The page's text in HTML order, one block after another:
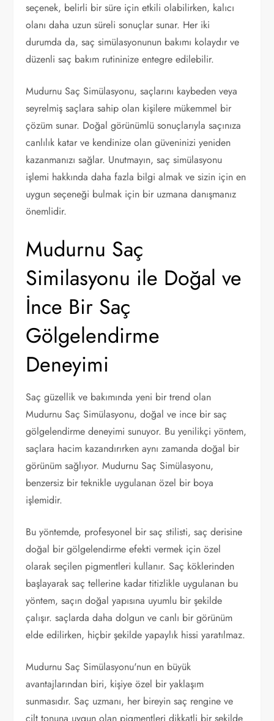
seçenek, belirli bir süre için etkili olabilirken, kalıcı
olanı daha uzun süreli sonuçlar sunar. Her iki
durumda da, saç simülasyonunun bakımı kolaydır ve
düzenli saç bakım rutininize entegre edilebilir.
Mudurnu Saç Simülasyonu, saçlarını kaybeden veya
seyrelmiş saçlara sahip olan kişilere mükemmel bir
çözüm sunar. Doğal görünümlü sonuçlarıyla saçınıza
canlılık katar ve kendinize olan güveninizi yeniden
kazanmanızı sağlar. Unutmayın, saç simülasyonu
işlemi hakkında daha fazla bilgi almak ve sizin için en
uygun seçeneği bulmak için bir uzmana danışmanız
önemlidir.
Mudurnu Saç
Similasyonu ile Doğal ve
İnce Bir Saç
Gölgelendirme
Deneyimi
Saç güzellik ve bakımında yeni bir trend olan
Mudurnu Saç Simülasyonu, doğal ve ince bir saç
gölgelendirme deneyimi sunuyor. Bu yenilikçi yöntem,
saçlara hacim kazandırırken aynı zamanda doğal bir
görünüm sağlıyor. Mudurnu Saç Simülasyonu,
benzersiz bir teknikle uygulanan özel bir boya
işlemidir.
Bu yöntemde, profesyonel bir saç stilisti, saç derisine
doğal bir gölgelendirme efekti vermek için özel
olarak seçilen pigmentleri kullanır. Saç köklerinden
başlayarak saç tellerine kadar titizlikle uygulanan bu
yöntem, saçın doğal yapısına uyumlu bir şekilde
çalışır. saçlarda daha dolgun ve canlı bir görünüm
elde edilirken, hiçbir şekilde yapaylık hissi yaratılmaz.
Mudurnu Saç Simülasyonu'nun en büyük
avantajlarından biri, kişiye özel bir yaklaşım
sunmasıdır. Saç uzmanı, her bireyin saç rengine ve